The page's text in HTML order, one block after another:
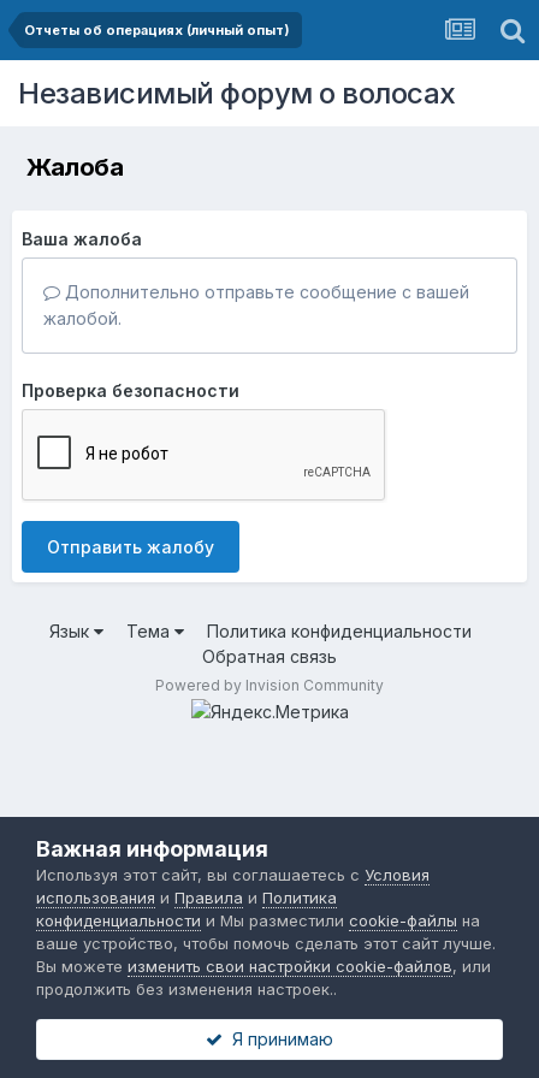
Отчеты об операциях (личный опыт)
Независимый форум о волосах
Жалоба
Ваша жалоба
Дополнительно отправьте сообщение с вашей
жалобой.
Проверка безопасности
Отправить жалобу
Язык Тема
Политика конфиденциальности
Обратная связь
Powered by Invision Community
Важная информация
Используя этот сайт, вы соглашаетесь с Условия
использования и Правила и Политика
конфиденциальности и Мы разместили cookie-файлы на
ваше устройство, чтобы помочь сделать этот сайт лучше.
Вы можете изменить свои настройки cookie-файлов, или
продолжить без изменения настроек..
Я принимаю